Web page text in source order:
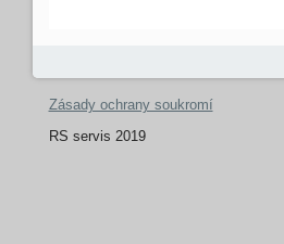
Zásady ochrany soukromí
RS servis 2019